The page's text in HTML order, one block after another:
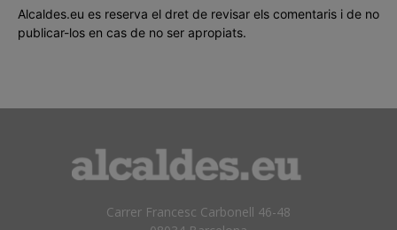
Alcaldes.eu es reserva el dret de revisar els comentaris i de no
publicar-los en cas de no ser apropiats.
Carrer Francesc Carbonell 46-48